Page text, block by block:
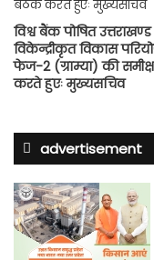
विश्व बैंक पोषित उत्तराखण्ड
विकेन्द्रीकृत विकास
फेज-2 (ग्राम्या) की
करते हुएः मुख्यसचिव
advertisement